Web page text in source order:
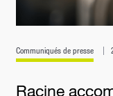
Communiqués de presse
Racine